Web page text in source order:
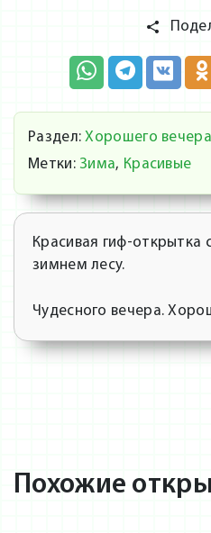
Раздел: Хорошего вечера
Метки: Зима, Красивые
Красивая гиф-открытка
зимнем лесу.
Чудесного вечера.
Похожие